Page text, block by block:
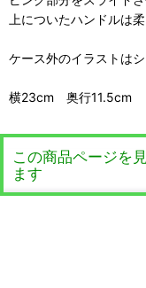
上についたハンドルは
ケース外のイラストは
横23cm 奥行11.5cm
この商品ページを
ます